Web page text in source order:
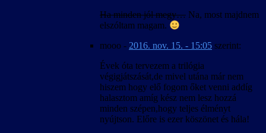
Ha minden jól megy… Na, most majdnem
elszóltam magam.
mooo - 2016. nov. 15. - 15:05 szerint:
Évek óta tervezem a trilógia
végigjátszását,de mivel utána már nem
hiszem hogy elő fogom őket venni addíg
halasztom amíg kész nem lesz hozzá
minden szépen,hogy teljes élményt
nyújtson. Előre is ezer köszönet és hála!